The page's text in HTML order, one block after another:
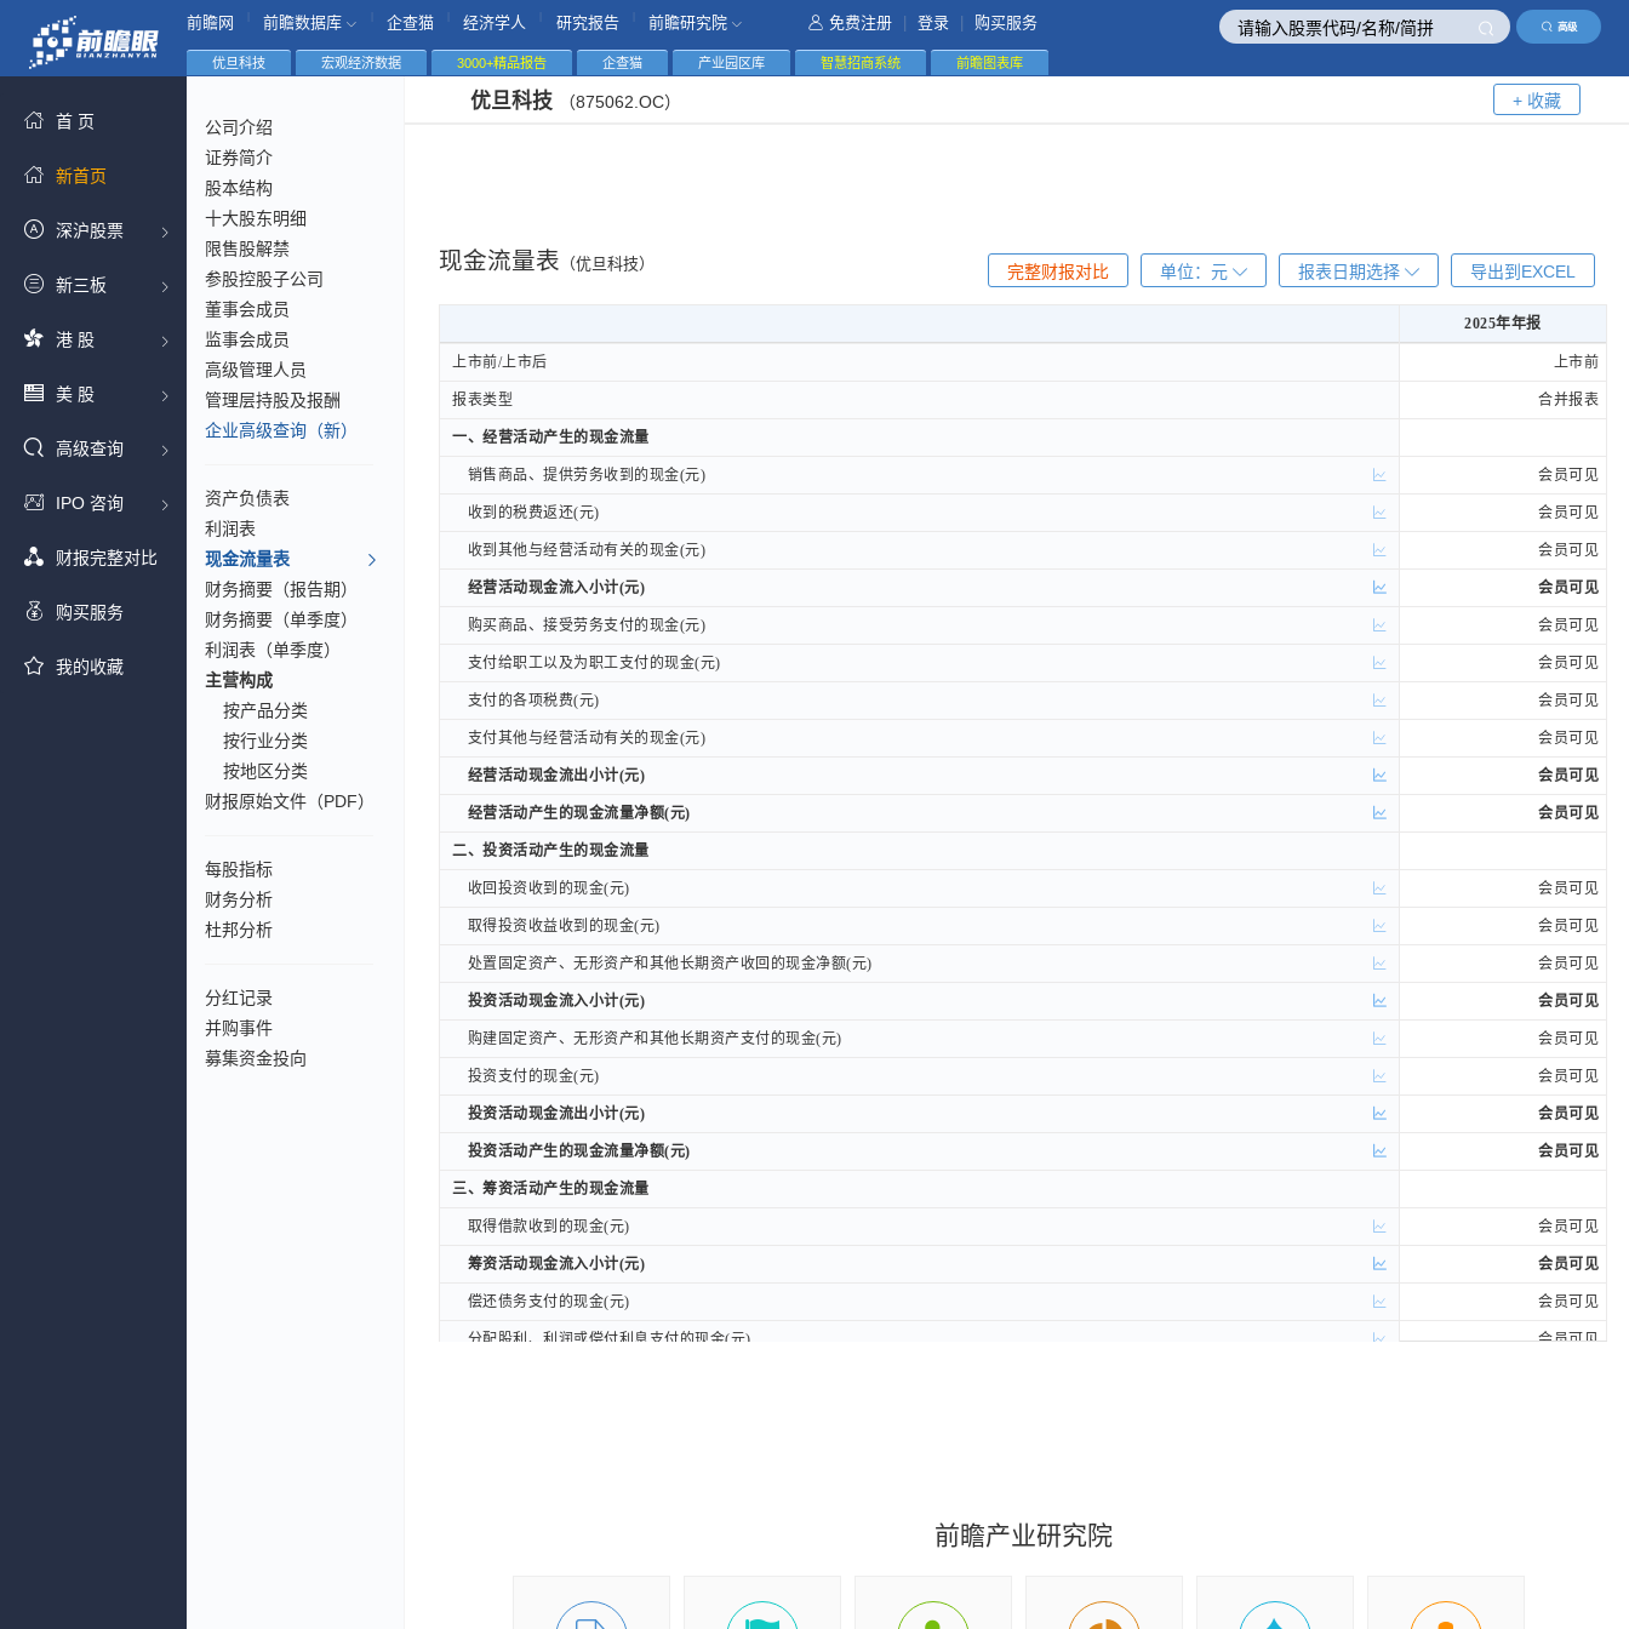
高级
前瞻网 前瞻数据库 企查猫 经济学人 研究报告 前瞻研究院 免费注册 登录 购买服务
首 页
新首页
深沪股票
新三板
港 股
美 股
高级查询
IPO 咨询
财报完整对比
购买服务
我的收藏
优旦科技 宏观经济数据 3000+精品报告 企查猫 产业园区库 智慧招商系统 前瞻图表库
公司介绍
证券简介
股本结构
十大股东明细
限售股解禁
参股控股子公司
董事会成员
监事会成员
高级管理人员
管理层持股及报酬
企业高级查询（新）
资产负债表
利润表
现金流量表
财务摘要（报告期）
财务摘要（单季度）
利润表（单季度）
主营构成
按产品分类
按行业分类
按地区分类
财报原始文件（PDF）
每股指标
财务分析
杜邦分析
分红记录
并购事件
募集资金投向
优旦科技 （875062.OC） + 收藏
现金流量表 （优旦科技） 导出到EXCEL
报表日期选择
单位： 元
完整财报对比
2025年年报
上市前/上市后 上市前
报表类型 合并报表
一、经营活动产生的现金流量
销售商品、提供劳务收到的现金(元) 会员可见
收到的税费返还(元) 会员可见
收到其他与经营活动有关的现金(元) 会员可见
经营活动现金流入小计(元) 会员可见
购买商品、接受劳务支付的现金(元) 会员可见
支付给职工以及为职工支付的现金(元) 会员可见
支付的各项税费(元) 会员可见
支付其他与经营活动有关的现金(元) 会员可见
经营活动现金流出小计(元) 会员可见
经营活动产生的现金流量净额(元) 会员可见
二、投资活动产生的现金流量
收回投资收到的现金(元) 会员可见
取得投资收益收到的现金(元) 会员可见
处置固定资产、无形资产和其他长期资产收回的现金净额(元) 会员可见
投资活动现金流入小计(元) 会员可见
购建固定资产、无形资产和其他长期资产支付的现金(元) 会员可见
投资支付的现金(元) 会员可见
投资活动现金流出小计(元) 会员可见
投资活动产生的现金流量净额(元) 会员可见
三、筹资活动产生的现金流量
取得借款收到的现金(元) 会员可见
筹资活动现金流入小计(元) 会员可见
偿还债务支付的现金(元) 会员可见
分配股利、利润或偿付利息支付的现金(元) 会员可见
上市前/上市后
报表类型
一、经营活动产生的现金流量
销售商品、提供劳务收到的现金(元)
收到的税费返还(元)
收到其他与经营活动有关的现金(元)
经营活动现金流入小计(元)
购买商品、接受劳务支付的现金(元)
支付给职工以及为职工支付的现金(元)
支付的各项税费(元)
支付其他与经营活动有关的现金(元)
经营活动现金流出小计(元)
经营活动产生的现金流量净额(元)
二、投资活动产生的现金流量
收回投资收到的现金(元)
取得投资收益收到的现金(元)
处置固定资产、无形资产和其他长期资产收回的现金净额(元)
投资活动现金流入小计(元)
购建固定资产、无形资产和其他长期资产支付的现金(元)
投资支付的现金(元)
投资活动现金流出小计(元)
投资活动产生的现金流量净额(元)
三、筹资活动产生的现金流量
取得借款收到的现金(元)
筹资活动现金流入小计(元)
偿还债务支付的现金(元)
分配股利、利润或偿付利息支付的现金(元)
前瞻产业研究院